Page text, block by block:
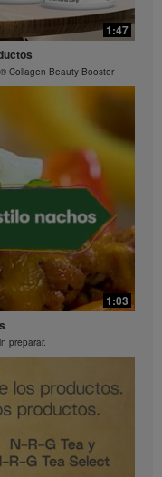
0:29
común?
1:15
Strength
1:47
Collagen Beauty Booster
1:03
preparar.